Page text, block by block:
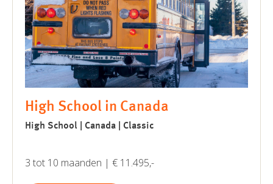
High School in Canada
High School | Canada | Classic
3 tot 10 maanden | € 11.495,-